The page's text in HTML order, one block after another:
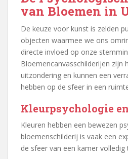
van Bloemen in
De keuze voor kunst is zelden
objecten waarmee we ons
directe invloed op onze
Bloemencanvasschilderijen zijn
uitzondering en kunnen een
hebben op de sfeer in een
Kleurpsychologie
Kleuren hebben een bewezen
bloemenschilderij is vaak een
de sfeer van een kamer